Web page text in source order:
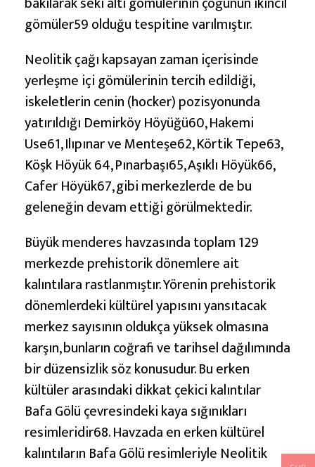
gömüler59 olduğu tespitine varılmıştır.
Neolitik çağı kapsayan zaman içerisinde
yerleşme içi gömülerinin tercih edildiği,
iskeletlerin cenin (hocker) pozisyonunda
yatırıldığı Demirköy Höyüğü60, Hakemi
Use61, Ilıpınar ve Menteşe62, Körtik Tepe63,
Köşk Höyük 64, Pınarbaşı65, Aşıklı Höyük66,
Cafer Höyük67, gibi merkezlerde de bu
geleneğin devam ettiği görülmektedir.
Büyük menderes havzasında toplam 129
merkezde prehistorik dönemlere ait
kalıntılara rastlanmıştır. Yörenin prehistorik
dönemlerdeki kültürel yapısını yansıtacak
merkez sayısının oldukça yüksek olmasına
karşın, bunların coğrafi ve tarihsel dağılımında
bir düzensizlik söz konusudur. Bu erken
kültüler arasındaki dikkat çekici kalıntılar
Bafa Gölü çevresindeki kaya sığınıkları
resimleridir68. Havzada en erken kültürel
kalıntıların Bafa Gölü resimleriyle Neolitik